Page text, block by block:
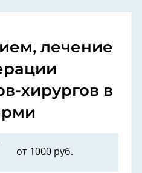
лечение
хирургов в
от 1000 руб.